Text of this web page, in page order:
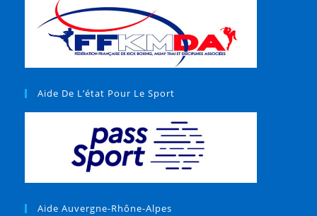
Aide De L’état Pour Le Sport
Aide Auvergne-Rhône-Alpes